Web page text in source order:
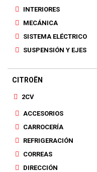
INTERIORES
MECÁNICA
SISTEMA ELÉCTRICO
SUSPENSIÓN Y EJES
CITROËN
2CV
ACCESORIOS
CARROCERÍA
REFRIGERACIÓN
CORREAS
DIRECCIÓN